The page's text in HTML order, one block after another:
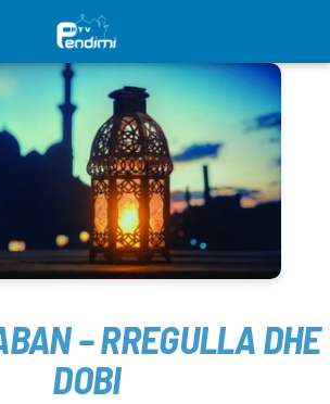
stations in the database]
– RREGULLA DHE
DOBI